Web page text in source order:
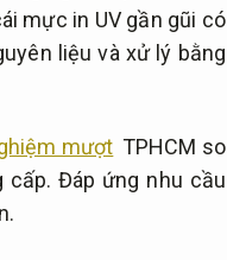
mực in UV gần gũi có
liệu và xử lý bằng
mượt TPHCM so
cấp. Đáp ứng nhu cầu